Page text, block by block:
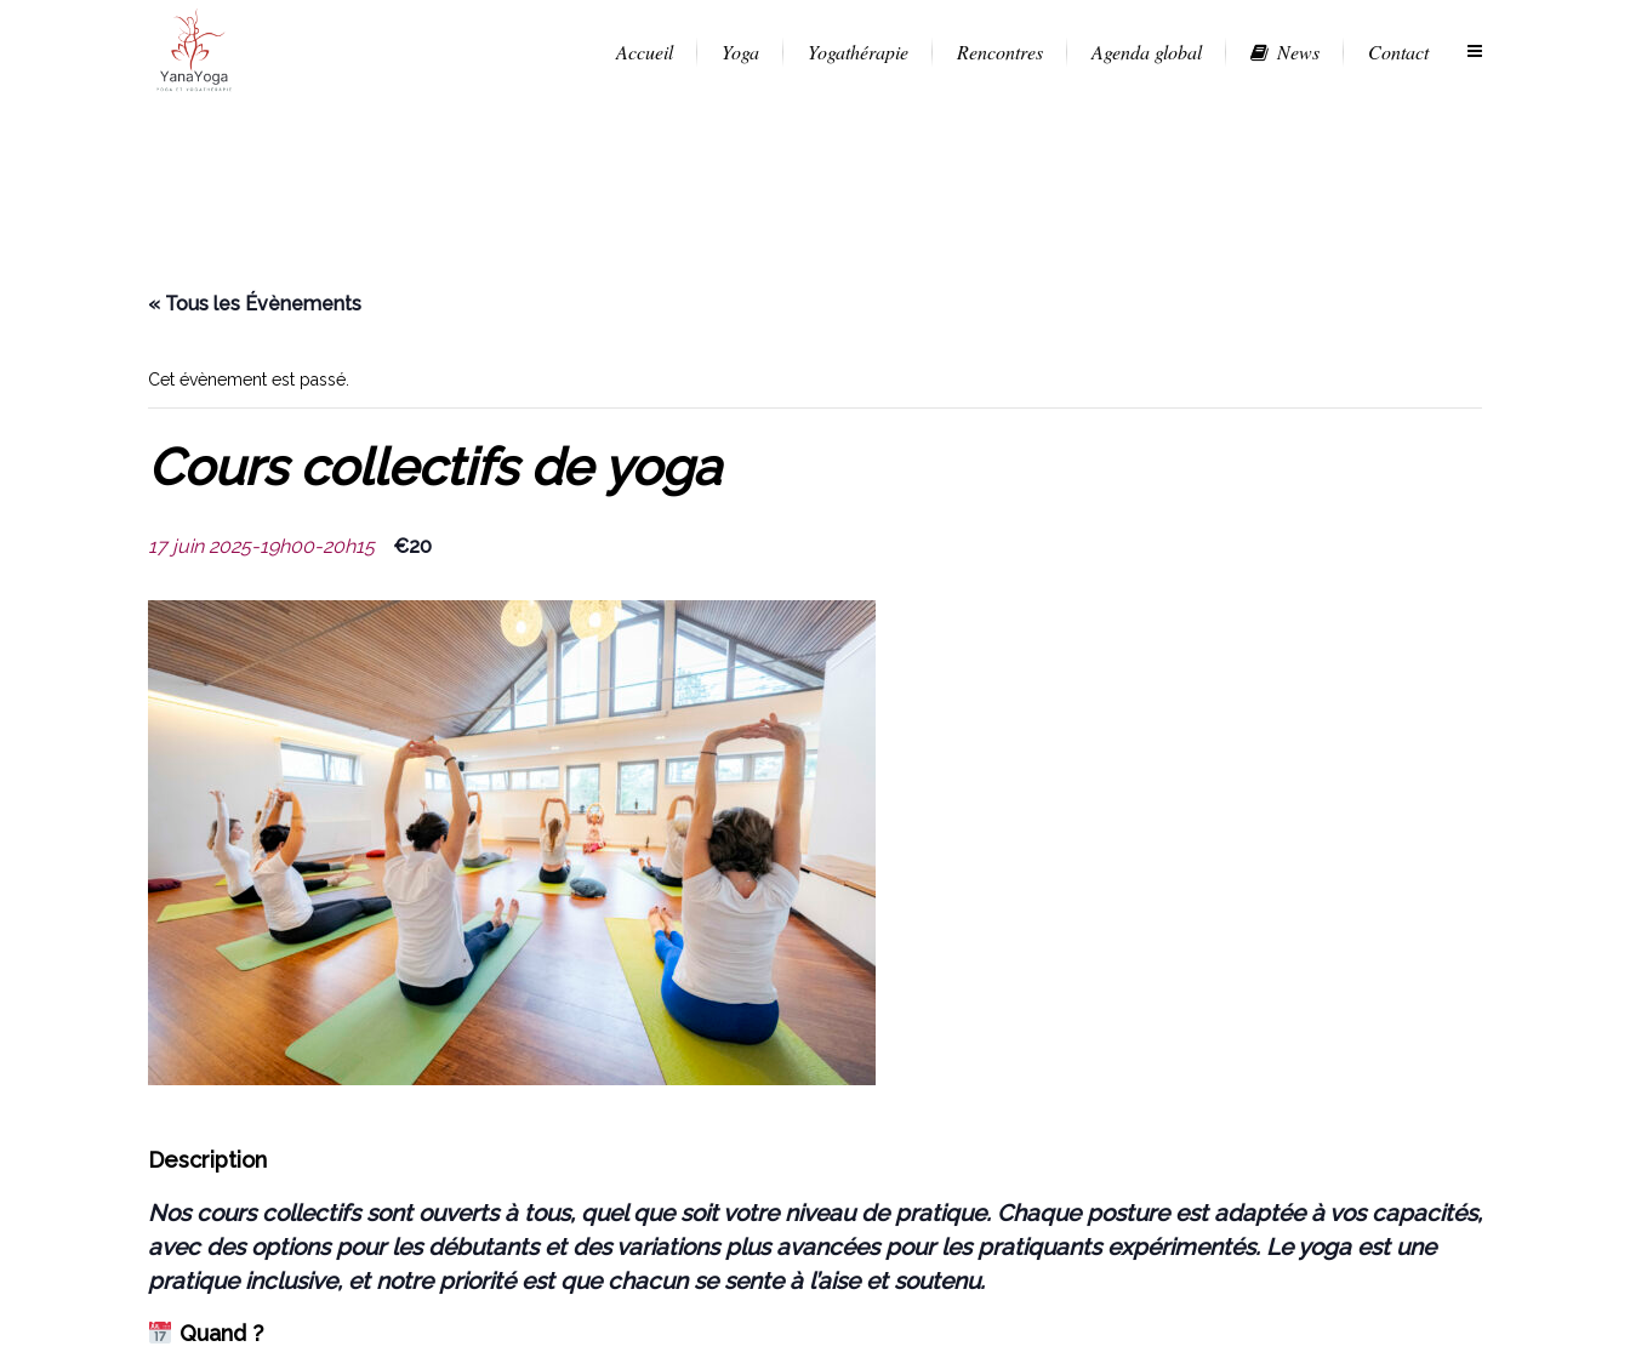
Accueil Yoga Yogathérapie Rencontres Agenda global News Contact
« Tous les Évènements
Cet évènement est passé.
Cours collectifs de yoga
17 juin 2025-19h00-20h15 €20
Description
Nos cours collectifs sont ouverts à tous, quel que soit votre niveau de pratique. Chaque posture est adaptée à vos capacités,
avec des options pour les débutants et des variations plus avancées pour les pratiquants expérimentés. Le yoga est une
pratique inclusive, et notre priorité est que chacun se sente à l’aise et soutenu.
Quand ?